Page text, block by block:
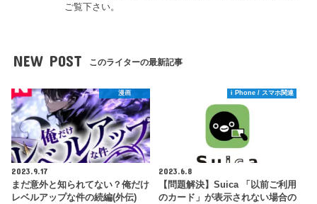
ご覧下さい。
NEW POST このライターの最新記事
漫画
2023.9.17
まだ意外と知られてない？俺だけ
レベルアップな件の続編(外伝)
i Phone / スマホ関連
2023.6.8
【問題解決】Suica 「以前ご利用
のカード」が表示されない場合の